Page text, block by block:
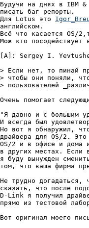
Будучи на днях в IBM
писать баг репорты.
Для Lotus это
английском.
Всё что касается OS/
Мож кто посодействует
[A]: Sergey I.
> Если нет, то пинай
> чтобы они поняли,
> пользователей
Очень помогает
"Я давно и с большим
И всегда был
Hо вот я обнаружил,
драйвера для OS/2. Это
OS/2 и в офисе и дома и
в других местах. Если
я буду вынужден
том, что ваша фирма
Hе трудно догадаться,
сказать, что после
D-Link я получил
прямо из тестовой
Вот оригинал моего